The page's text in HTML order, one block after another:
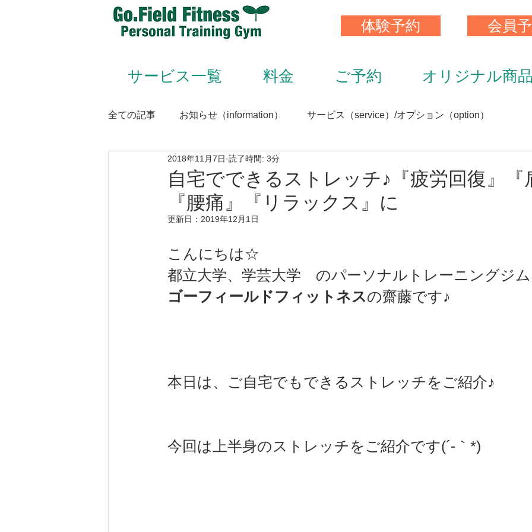
体験予約 会員
サービス一覧 料金 ご予約 オリジナル商
全ての記事 お知らせ（information） サービス（service）/オプション（option）
Animal Flow（アニマルフロー）
Conditioning＆Mentenance サプリメント（supplement）
トレーナー（trainer）／スタッフ（staff）
健康（wellness） スポーツ（sports） MARE Cycle Field MARE イベントエン
自宅でできるストレッチ♪『疲労回復』『
『腰痛』『リラックス』に
2018年11月7日 読了時間: 3分
更新日： 2019年12月1日
こんにちは☆
都立大学、学芸大学　のパーソナルトレーニングジム
ゴーフィールドフィットネスの齋藤です♪
本日は、ご自宅でもできるストレッチをご紹介♪
今回は上半身のストレッチをご紹介です(´-｀*)